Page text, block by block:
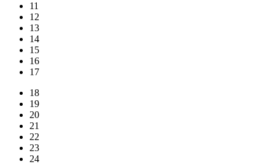
11
12
13
14
15
16
17
18
19
20
21
22
23
24